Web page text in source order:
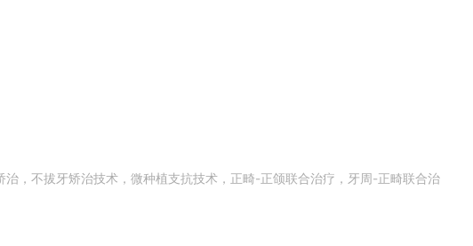
，不拔牙矫治技术，微种植支抗技术，正畸-正颌联合治疗，牙周-正畸联合治